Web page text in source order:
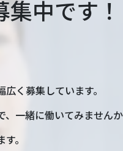
中です！
く募集しています。
一緒に働いてみません
。